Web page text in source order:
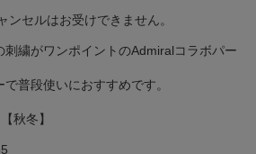
セルはお受けできません。
刺繍がワンポイントのAdmiralコラボパー
普段使いにおすすめです。
秋冬】